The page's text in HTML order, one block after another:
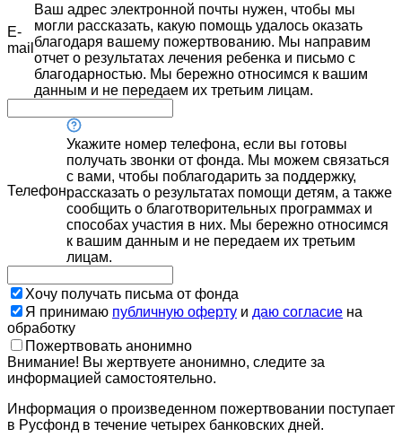
E-
mail
Ваш адрес электронной почты нужен, чтобы мы
могли рассказать, какую помощь удалось оказать
благодаря вашему пожертвованию. Мы направим
отчет о результатах лечения ребенка и письмо с
благодарностью. Мы бережно относимся к вашим
данным и не передаем их третьим лицам.
Телефон
Укажите номер телефона, если вы готовы
получать звонки от фонда. Мы можем связаться
с вами, чтобы поблагодарить за поддержку,
рассказать о результатах помощи детям, а также
сообщить о благотворительных программах и
способах участия в них. Мы бережно относимся
к вашим данным и не передаем их третьим
лицам.
Хочу получать письма от фонда
Я принимаю публичную оферту и даю согласие на
обработку
Пожертвовать анонимно
Внимание! Вы жертвуете анонимно, следите за
информацией самостоятельно.
Информация о произведенном пожертвовании поступает
в Русфонд в течение четырех банковских дней.